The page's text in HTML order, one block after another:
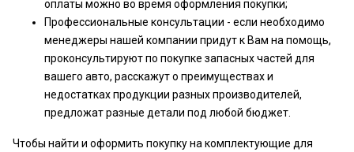
оплаты можно во время оформления покупки;
Профессиональные консультации - если необходимо
менеджеры нашей компании придут к Вам на помощь,
проконсультируют по покупке запасных частей для
вашего авто, расскажут о преимуществах и
недостатках продукции разных производителей,
предложат разные детали под любой бюджет.
Чтобы найти и оформить покупку на комплектующие для